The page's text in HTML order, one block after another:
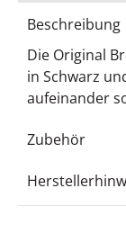
Beschreibung
Die Original
in Schwarz
aufeinander
Zubehör